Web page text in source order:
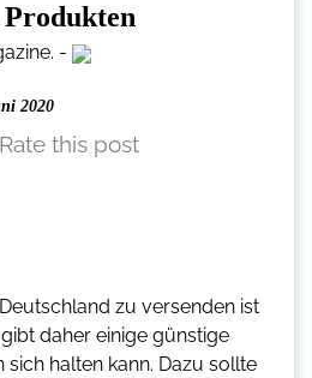
-
2020
Rate this post
zu versenden ist
daher einige günstige
halten kann. Dazu sollte